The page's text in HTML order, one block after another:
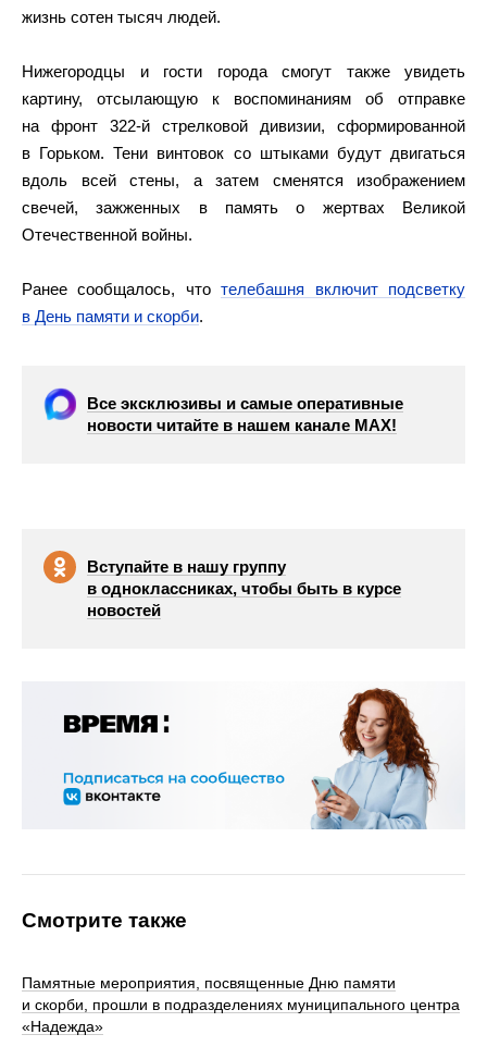
жизнь сотен тысяч людей.
Нижегородцы и гости города смогут также увидеть
картину, отсылающую к воспоминаниям об отправке
на фронт 322-й стрелковой дивизии, сформированной
в Горьком. Тени винтовок со штыками будут двигаться
вдоль всей стены, а затем сменятся изображением
свечей, зажженных в память о жертвах Великой
Отечественной войны.
Ранее сообщалось, чтотелебашня включит подсветку
в День памяти и скорби.
Все эксклюзивы и самые оперативные
новости читайте в нашем канале МАХ!
Вступайте в нашу группу
в одноклассниках, чтобы быть в курсе
новостей
Смотрите также
Памятные мероприятия, посвященные Дню памяти
и скорби, прошли в подразделениях муниципального центра
«Надежда»